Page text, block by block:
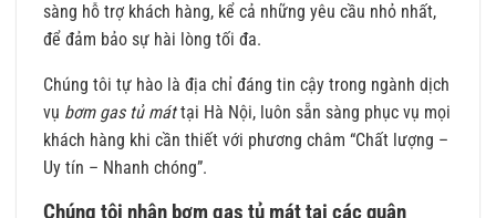
sàng hỗ trợ khách hàng, kể cả những yêu cầu nhỏ nhất,
để đảm bảo sự hài lòng tối đa.
Chúng tôi tự hào là địa chỉ đáng tin cậy trong ngành dịch
vụ bơm gas tủ máttại Hà Nội, luôn sẵn sàng phục vụ mọi
khách hàng khi cần thiết với phương châm “Chất lượng –
Uy tín – Nhanh chóng”.
Chúng tôi nhận bơm gas tủ mát tại các quận